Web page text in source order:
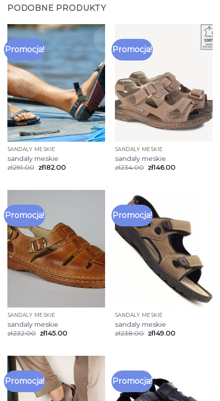
PODOBNE PRODUKTY
Promocja!
SANDALY MESKIE
sandaly meskie
zł291.00 zł182.00
Promocja!
SANDALY MESKIE
sandaly meskie
zł234.00 zł146.00
Promocja!
SANDALY MESKIE
sandaly meskie
zł232.00 zł145.00
Promocja!
SANDALY MESKIE
sandaly meskie
zł238.00 zł149.00
Promocja! Promocja!